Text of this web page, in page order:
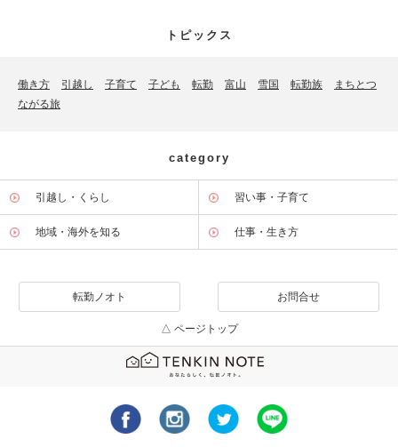
トピックス
働き方 引越し 子育て 子ども 転勤 富山 雪国 転勤族
まちとつ
ながる旅
category
引越し・くらし 習い事・子育て
地域・海外を知る 仕事・生き方
転勤ノオト お問合せ
△ ページトップ